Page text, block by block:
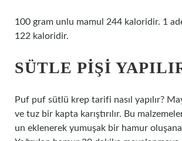
100 gram unlu mamul 244 kaloridir. 1
122 kaloridir.
SÜTLE PIŞI
Puf puf sütlü krep tarifi nasıl yapılır?
ve tuz bir kapta karıştırılır. Bu
un eklenerek yumuşak bir hamur